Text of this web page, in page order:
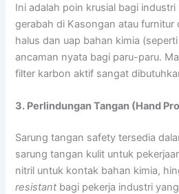
Ini adalah poin krusial bagi
gerabah di Kasongan atau furnitur
halus dan uap bahan kimia
ancaman nyata bagi paru-paru.
filter karbon aktif sangat
3. Perlindungan Tangan (Hand
Sarung tangan safety tersedia
sarung tangan kulit untuk
nitril untuk kontak bahan kimia,
resistant bagi pekerja industri